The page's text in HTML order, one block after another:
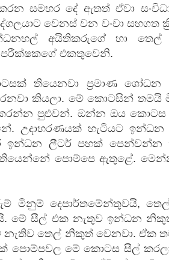
සමහර දේ ඇතත් ඒවා
වෙනස් වන වංචා සහගත
අයිතිකරුගේ හා තෙල්
පරීක්ෂකගේ එකතුවෙනි.
තියෙනවා ප්‍රමාණ ශෝධන
කියලා. මේ කොටසින් තමයි
පුළුවන්. ඔන්න ඔය කොටස
උදාහරණයක් හැටියට ඉන්ධන
ඉන්ධන ලීටර් පහක් පෙන්වන්න
‍පොම්පෙ ඇතුළේ.
දෙපාර්තමේන්තුවයි, තෙල්
මේ සීල් එක නැතුව ඉන්ධන
නැතිව තෙල් නිකුත් වෙනවා. ඒක
‍පොම්පවල මේ කොටස සීල් කරලා